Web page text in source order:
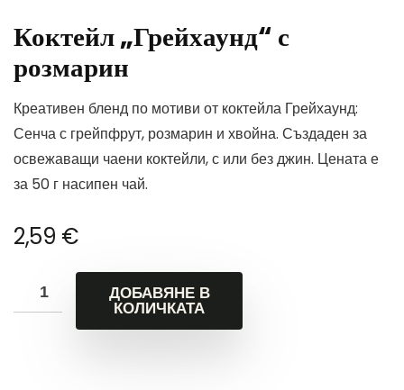
Коктейл „Грейхаунд“ с
розмарин
Креативен бленд по мотиви от коктейла Грейхаунд:
Сенча с грейпфрут, розмарин и хвойна. Създаден за
освежаващи чаени коктейли, с или без джин. Цената е
за 50 г насипен чай.
2,59 €
ДОБАВЯНЕ В
КОЛИЧКАТА